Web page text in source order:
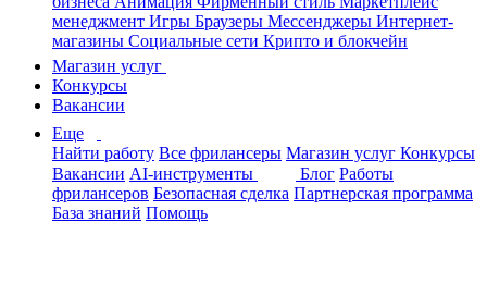
менеджмент Игры Браузеры Мессенджеры Интернет-
магазины Социальные сети Крипто и блокчейн
Магазин услуг
Конкурсы
Вакансии
Еще
Найти работу Все фрилансеры Магазин услуг Конкурсы
Вакансии AI-инструменты Блог Работы
фрилансеров Безопасная сделка Партнерская программа
База знаний Помощь